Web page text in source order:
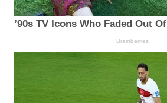
’90s TV Icons Who Faded Out
Brainberries